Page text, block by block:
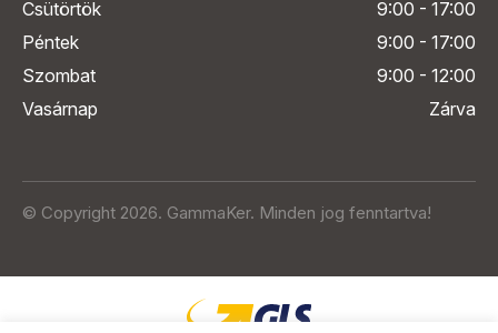
Csütörtök
9:00 - 17:00
Péntek
9:00 - 17:00
Szombat
9:00 - 12:00
Vasárnap
Zárva
© Copyright 2026. GammaKer. Minden jog fenntartva!